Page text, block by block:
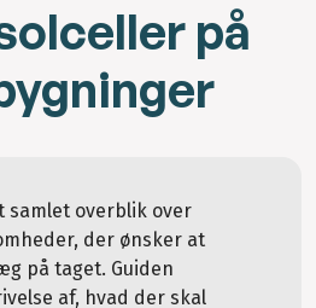
på
samlet overblik over
der ønsker at
på taget. Guiden
af, hvad der skal